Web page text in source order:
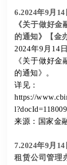
6.2024年9月
《关于做好
的通知》【金
2024年9月14
《关于做好
的通知》。
详见：
https://
来源：国家金
7.2024年9月
租赁公司管理